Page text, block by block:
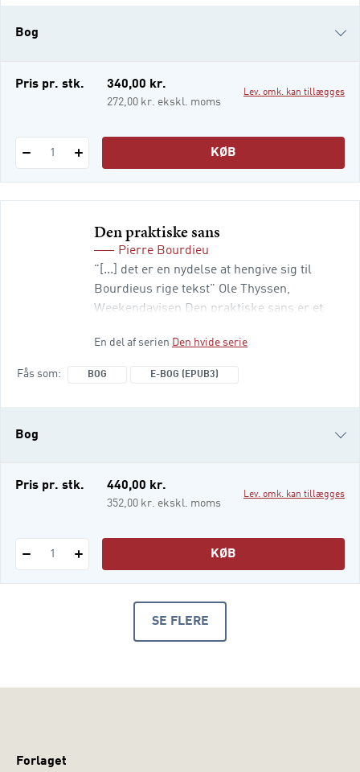
Bog
e-bog (epub3)
Pris pr. stk. 340,00 kr.
272,00 kr. ekskl. moms
Lev. omk. kan tillægges
1 KØB
Den praktiske sans
Pierre Bourdieu
"[...] det er en nydelse at hengive sig til
Bourdieus rige tekst" Ole Thyssen,
Weekendavisen Den praktiske sans er et
produktion. Her beskriver han den
afgørende forskel mellem en
En del af serien Den hvide serie
Fås som BOG E-BOG (EPUB3)
Bog
e-bog (epub3)
Pris pr. stk. 440,00 kr.
352,00 kr. ekskl. moms
Lev. omk. kan tillægges
1 KØB
SE FLERE
Forlaget